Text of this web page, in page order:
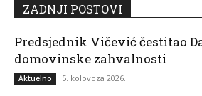
ZADNJI POSTOVI
Predsjednik Vičević čestitao
domovinske zahvalnosti
Aktuelno 5. kolovoza 2026.